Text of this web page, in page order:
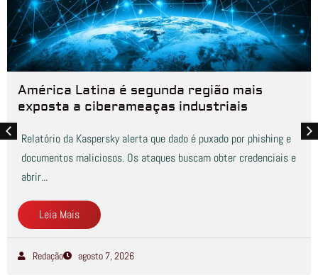
América Latina é segunda região mais
exposta a ciberameaças industriais
Relatório da Kaspersky alerta que dado é puxado por phishing e
documentos maliciosos. Os ataques buscam obter credenciais e
abrir...
Leia Mais
Redação agosto 7, 2026